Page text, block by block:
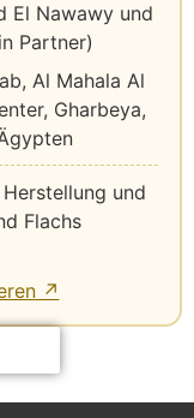
El Nawawy und
Partner)
Al Mahala Al
Gharbeya,
und
Flachs
↗